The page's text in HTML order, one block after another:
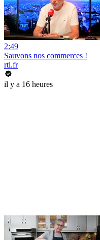
2:49
Sauvons nos commerces !
rtl.fr
il y a 16 heures